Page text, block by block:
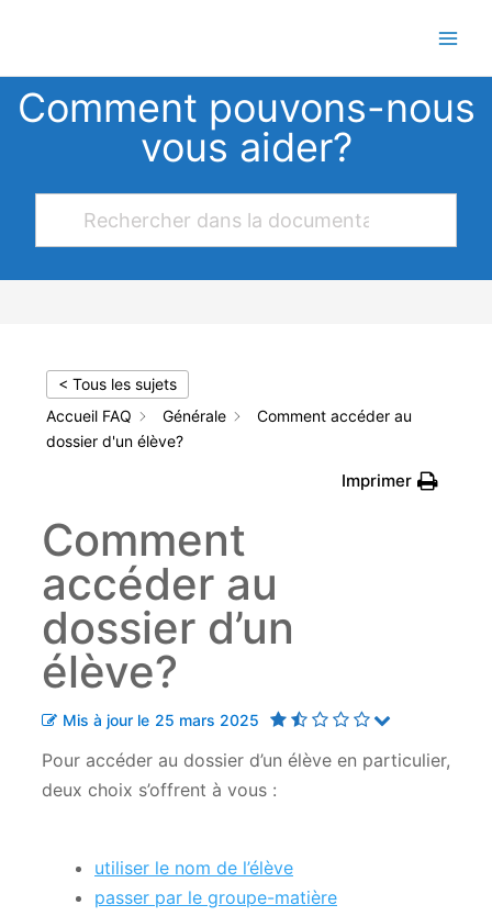
Comment pouvons-nous
vous aider?
< Tous les sujets
Accueil FAQ
Générale
Comment accéder au
dossier d'un élève?
Imprimer
Comment
accéder au
dossier d’un
élève?
Mis à jour le 25 mars 2025
Pour accéder au dossier d’un élève en particulier,
deux choix s’offrent à vous :
utiliser le nom de l’élève
passer par le groupe-matière